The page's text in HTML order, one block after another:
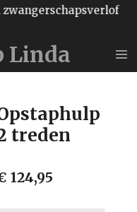
Linda
treden
124,95